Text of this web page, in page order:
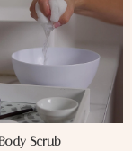
Body Scrub